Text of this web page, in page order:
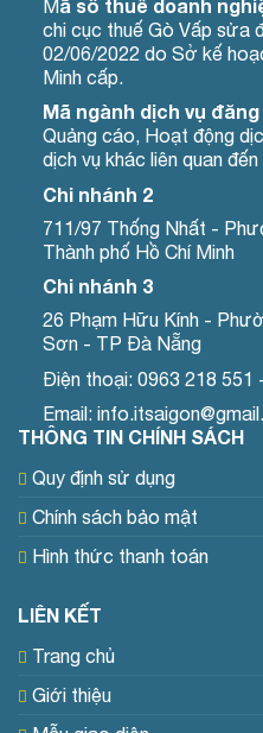
Mã số thuế doanh
chi cục thuế Gò Vấp sửa
02/06/2022 do Sở kế
Minh cấp.
Mã ngành dịch vụ đăng
Quảng cáo, Hoạt động
dịch vụ khác liên quan đến
Chi nhánh 2
711/97 Thống Nhất -
Thành phố Hồ Chí Minh
Chi nhánh 3
26 Phạm Hữu Kính -
Sơn - TP Đà Nẵng
Điện thoại: 0963 218 551
Email:
THÔNG TIN CHÍNH SÁCH
Quy định sử dụng
Chính sách bảo mật
Hình thức thanh toán
LIÊN KẾT
Trang chủ
Giới thiệu